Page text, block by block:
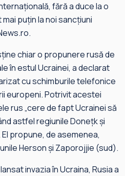
fără a duce la o
puţin la noi sancţiuni
chiar o propunere rusă de
în estul Ucrainei, a declarat
cu schimburile telefonice
europeni. Potrivit acestei
rus „cere de fapt Ucrainei să
astfel regiunile Doneţk şi
propune, de asemenea,
Herson şi Zaporojjie (sud).
invazia în Ucraina, Rusia a